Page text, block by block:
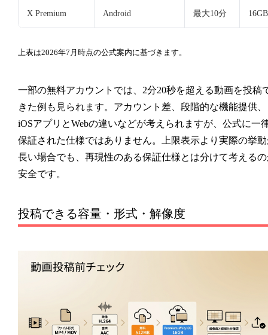
X Premium Android 最大10分
上表は2026年7月時点の公式案内に基づきます。
一部の無料アカウントでは、2分20秒を超える動画を投稿
きた例も見られます。アカウント差、段階的な機能提供、
iOSアプリとWebの違いなどが考えられますが、公式に一
保証された仕様ではありません。上限表示より実際の挙
長い場合でも、再現性のある保証仕様とは分けて考える
安全です。
投稿できる容量・形式・解像度